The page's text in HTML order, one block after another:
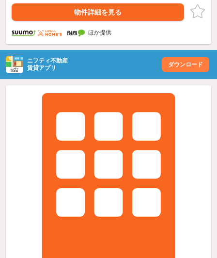
物件詳細を見る
ほか提供
ニフティ不動産
賃貸アプリ
ダウンロード